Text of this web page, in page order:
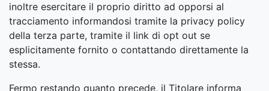
inoltre esercitare il proprio diritto ad opporsi al
tracciamento informandosi tramite la privacy policy
della terza parte, tramite il link di opt out se
esplicitamente fornito o contattando direttamente la
stessa.
Fermo restando quanto precede, il Titolare informa